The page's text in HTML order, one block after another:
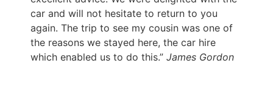
car and will not hesitate to return to you
again. The trip to see my cousin was one of
the reasons we stayed here, the car hire
which enabled us to do this.” James Gordon